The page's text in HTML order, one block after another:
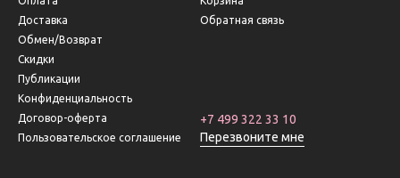
Доставка
Обмен/Возврат
Скидки
Публикации
Конфиденциальность
Договор-оферта
Пользовательское соглашение
Обратная связь
+7 499 322 33 10
Перезвоните мне